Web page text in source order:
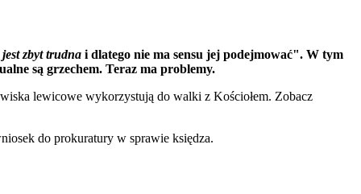
jest zbyt trudna i dlatego nie ma sensu jej podejmować". W tym
są grzechem. Teraz ma problemy.
lewicowe wykorzystują do walki z Kościołem. Zobacz
do prokuratury w sprawie księdza.